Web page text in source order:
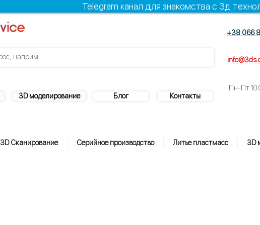
Telegram канал для знакомства с 3д
3D моделирование Блог Контакты
+38 066
Пн-Пт
3D Сканирование Серийное производство Литье пластмасс 3D